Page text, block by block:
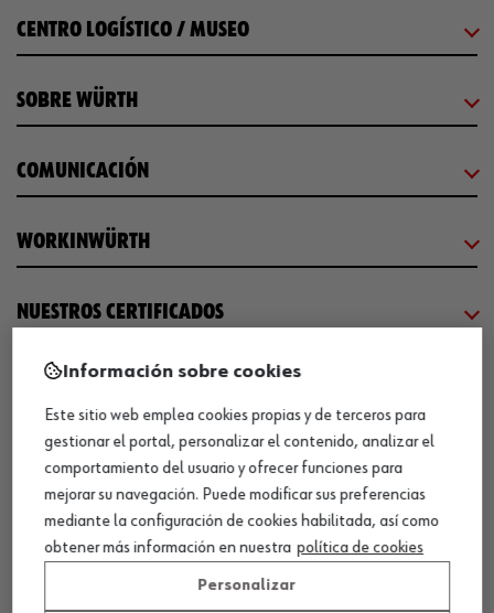
CENTRO LOGÍSTICO / MUSEO
SOBRE WÜRTH
COMUNICACIÓN
WORKINWÜRTH
NUESTROS CERTIFICADOS
¡WÜRTH EMPRESA SOLIDARIA!
¡DESCARGA NUESTRA APP!
Información sobre cookies
Este sitio web emplea cookies propias y de terceros para
gestionar el portal, personalizar el contenido, analizar el
comportamiento del usuario y ofrecer funciones para
mejorar su navegación. Puede modificar sus preferencias
mediante la configuración de cookies habilitada, así como
obtener más información en nuestra política de cookies
Personalizar